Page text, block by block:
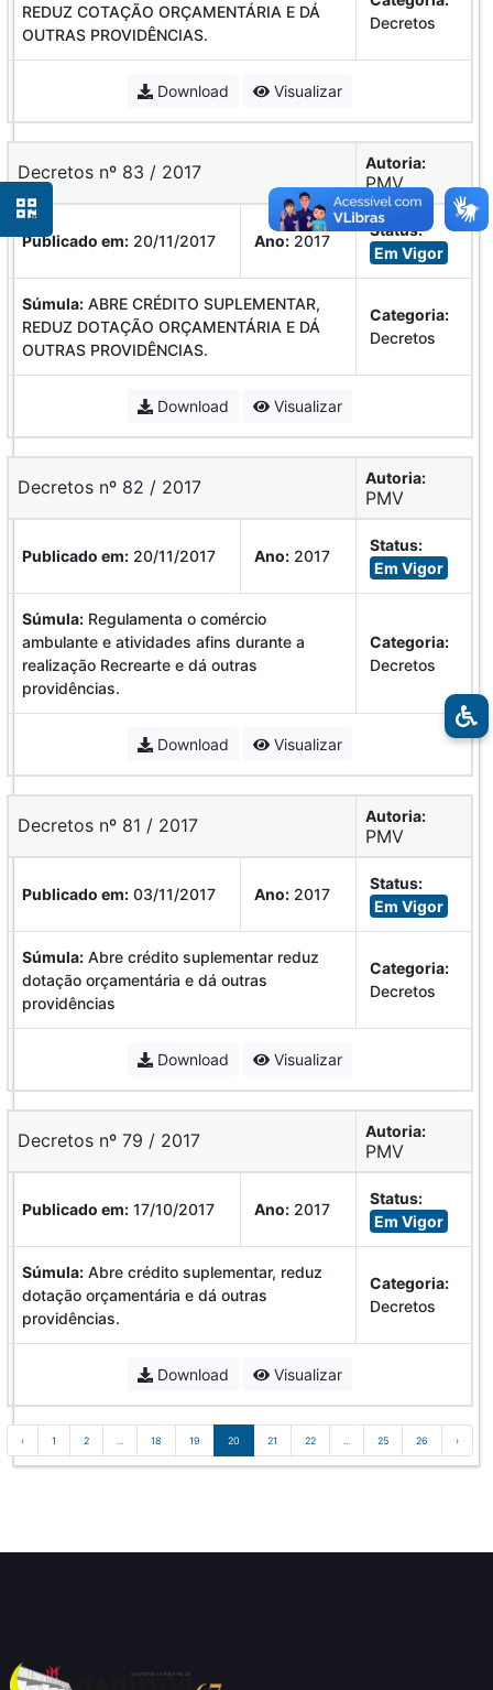
REDUZ COTAÇÃO ORÇAMENTÁRIA E DÁ
OUTRAS PROVIDÊNCIAS.
Decretos
Download Visualizar
Decretos nº 83 / 2017 Autoria:
PMV
Publicado em: 20/11/2017 Ano: 2017
Status:
Em Vigor
Súmula: ABRE CRÉDITO SUPLEMENTAR,
REDUZ DOTAÇÃO ORÇAMENTÁRIA E DÁ
OUTRAS PROVIDÊNCIAS.
Categoria:
Decretos
Download Visualizar
Decretos nº 82 / 2017 Autoria:
PMV
Publicado em: 20/11/2017 Ano: 2017
Status:
Em Vigor
Súmula: Regulamenta o comércio
ambulante e atividades afins durante a
realização Recrearte e dá outras
providências.
Categoria:
Decretos
Download Visualizar
Decretos nº 81 / 2017 Autoria:
PMV
Publicado em: 03/11/2017 Ano: 2017
Status:
Em Vigor
Súmula: Abre crédito suplementar reduz
dotação orçamentária e dá outras
providências
Categoria:
Decretos
Download Visualizar
Decretos nº 79 / 2017 Autoria:
PMV
Publicado em: 17/10/2017 Ano: 2017
Status:
Em Vigor
Súmula: Abre crédito suplementar, reduz
dotação orçamentária e dá outras
providências.
Categoria:
Decretos
Download Visualizar
‹ 1 2 ... 18 19 20 21 22 ... 25 26 ›